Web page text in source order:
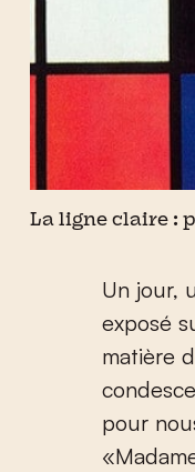
La ligne claire :
Un jour,
exposé
matière
pour